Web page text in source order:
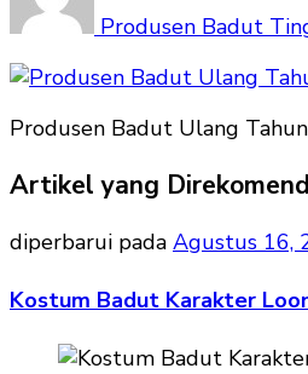
Produsen Badut
Produsen Badut Ulang
Artikel yang
diperbarui pada Agustus 16,
Kostum Badut Karakter